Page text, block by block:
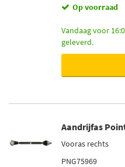
Op voorraad
Vandaag voor
geleverd.
Aandrijfas
Vooras rechts
PNG75969